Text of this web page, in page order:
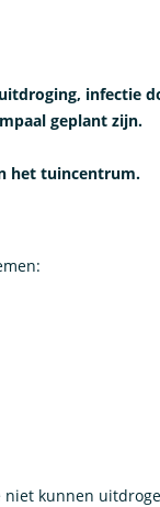
infectie
geplant zijn.
het tuincentrum.
niet kunnen